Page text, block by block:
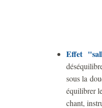
Effet
sous la
équilibrer
chant,